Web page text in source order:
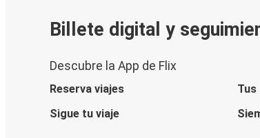
Billete digital y
Descubre la App de Flix
Reserva viajes
Tus
Sigue tu viaje